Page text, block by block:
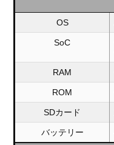
OS
SoC
RAM
ROM
SDカード
バッテリー